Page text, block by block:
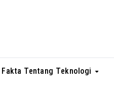
Fakta Tentang Teknologi